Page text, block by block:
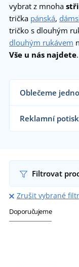
vybrat z mnoha
trička pánská,
tričko s dlouhým
dlouhým rukávem
Vše u nás najdete.
Oblečeme
Chci
Reklamní
Filtrovat
Zrušit vybrané
Doporučujeme